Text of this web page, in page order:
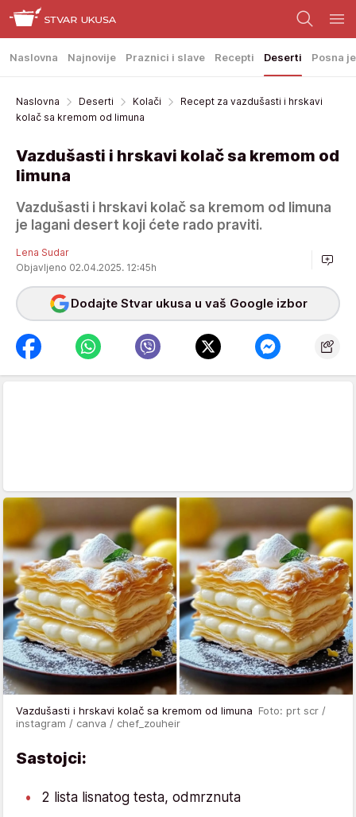
Naslovna Najnovije Praznici i slave Recepti Deserti Posna
Naslovna Deserti Kolači
Recept za vazdušasti i hrskavi
kolač sa kremom od limuna
Vazdušasti i hrskavi kolač sa kremom od
limuna
Vazdušasti i hrskavi kolač sa kremom od limuna
je lagani desert koji ćete rado praviti.
Lena Sudar
Objavljeno 02.04.2025. 12:45h
Dodajte Stvar ukusa u vaš Google izbor
Vazdušasti i hrskavi kolač sa kremom od limuna Foto: prt scr /
instagram / canva / chef_zouheir
Sastojci:
2 lista lisnatog testa, odmrznuta